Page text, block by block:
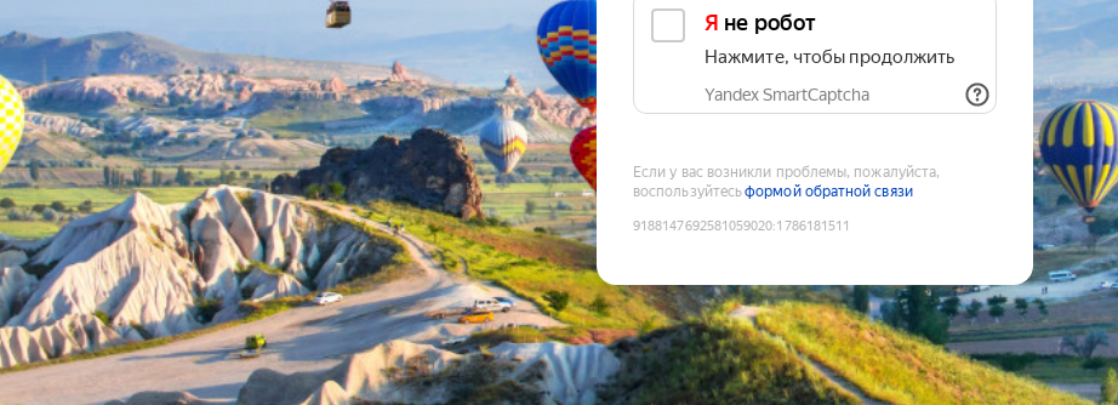
Я не робот
Нажмите, чтобы продолжить
Yandex SmartCaptcha
Если у вас возникли проблемы, пожалуйста,
воспользуйтесьформой обратной связи
9188147692581059020:1786181511